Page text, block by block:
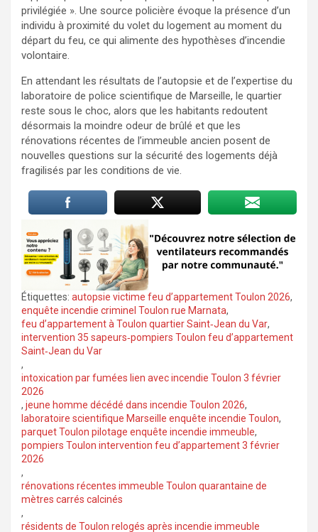
privilégiée ». Une source policière évoque la présence d’un
individu à proximité du volet du logement au moment du
départ du feu, ce qui alimente des hypothèses d’incendie
volontaire.
En attendant les résultats de l’autopsie et de l’expertise du
laboratoire de police scientifique de Marseille, le quartier
reste sous le choc, alors que les habitants redoutent
désormais la moindre odeur de brûlé et que les
rénovations récentes de l’immeuble ancien posent de
nouvelles questions sur la sécurité des logements déjà
fragilisés par les conditions de vie.
Étiquettes: autopsie victime feu d’appartement Toulon 2026,
enquête incendie criminel Toulon rue Marnata,
feu d’appartement à Toulon quartier Saint‑Jean du Var,
intervention 35 sapeurs‑pompiers Toulon feu d’appartement
Saint‑Jean du Var
,
intoxication par fumées lien avec incendie Toulon 3 février
2026
, jeune homme décédé dans incendie Toulon 2026,
laboratoire scientifique Marseille enquête incendie Toulon,
parquet Toulon pilotage enquête incendie immeuble,
pompiers Toulon intervention feu d’appartement 3 février
2026
,
rénovations récentes immeuble Toulon quarantaine de
mètres carrés calcinés
,
résidents de Toulon relogés après incendie immeuble